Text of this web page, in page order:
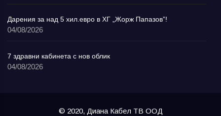
Дарения за над 5 хил.евро в ХГ „Жорж Папазов”!
04/08/2026
7 здравни кабинета с нов облик
04/08/2026
© 2020, Диана Кабел ТВ ООД